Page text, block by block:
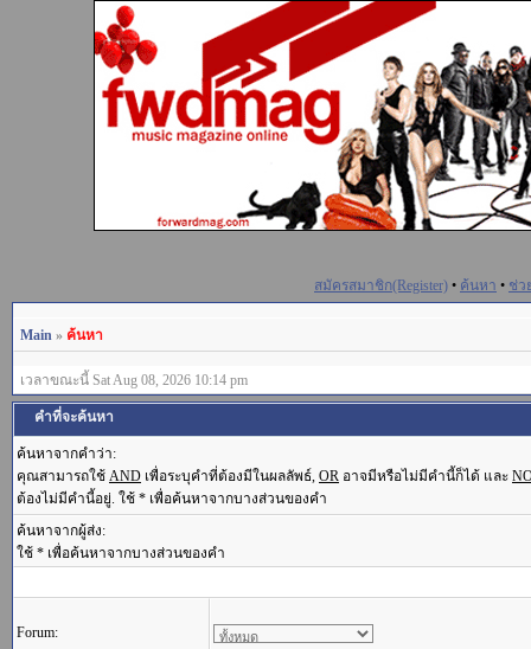
สมัครสมาชิก(Register) • ค้นหา • ช่ว
Main » ค้นหา
เวลาขณะนี้ Sat Aug 08, 2026 10:14 pm
คำที่จะค้นหา
ค้นหาจากคำว่า:
คุณสามารถใช้ AND เพื่อระบุคำที่ต้องมีในผลลัพธ์, OR อาจมีหรือไม่มีคำนี้ก็ได้ และ
ต้องไม่มีคำนี้อยู่. ใช้ * เพื่อค้นหาจากบางส่วนของคำ
ค้นหาจากผู้ส่ง:
ใช้ * เพื่อค้นหาจากบางส่วนของคำ
Forum: